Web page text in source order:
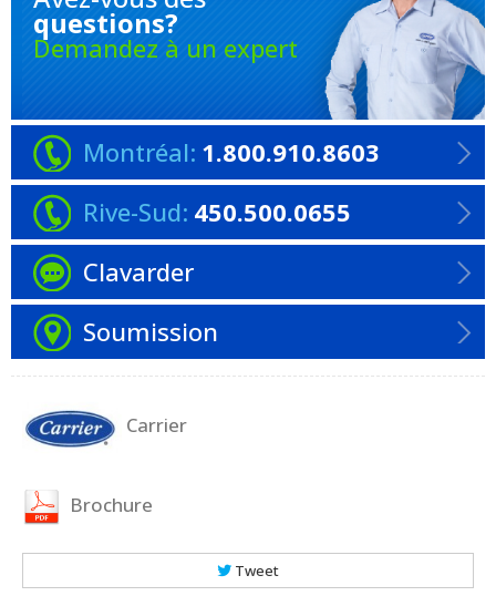
questions?
Demandez à un expert
Montréal: 1.800.910.8603
Rive-Sud: 450.500.0655
Clavarder
Soumission
Carrier
Brochure
Tweet